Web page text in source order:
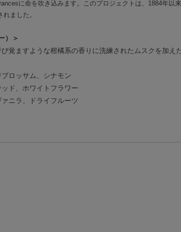
に命を吹き込みます。このプロジェクトは、1884年
ました。
）＞
覚ますような柑橘系の香りに洗練されたムスクを加え
ロッサム、シナモン
ド、ホワイトフラワー
ニラ、ドライフルーツ